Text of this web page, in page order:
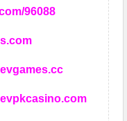
96088